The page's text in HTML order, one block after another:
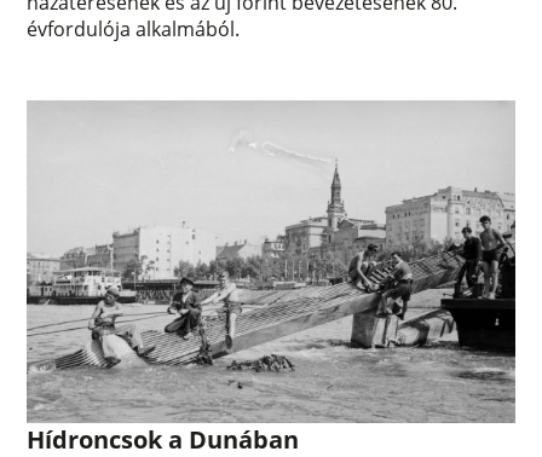
évfordulója alkalmából.
Hídroncsok a Dunában